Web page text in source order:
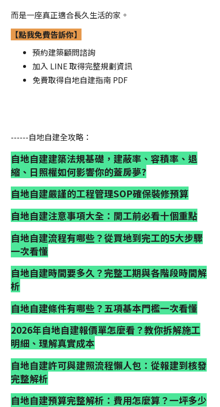
而是一座真正適合長久生活的家。
【點我免費告訴你】
預約建築顧問諮詢
加入 LINE 取得完整規劃資訊
免費取得自地自建指南 PDF
------自地自建全攻略：
自地自建建築法規基礎，建蔽率、容積率、退
縮、日照權如何影響你的蓋房夢?
自地自建嚴謹的工程管理SOP確保裝修預算
自地自建注意事項大全：開工前必看十個重點
自地自建流程有哪些？從買地到完工的5大步驟
一次看懂
自地自建時間要多久？完整工期與各階段時間解
析
自地自建條件有哪些？五項基本門檻一次看懂
2026年自地自建報價單怎麼看？教你拆解施工
明細、理解真實成本
自地自建許可與建照流程懶人包：從報建到核發
完整解析
自地自建預算完整解析：費用怎麼算？一坪多少